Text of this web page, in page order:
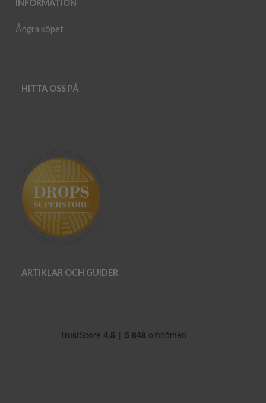
INFORMATION
Ångra köpet
HITTA OSS PÅ
ARTIKLAR OCH GUIDER